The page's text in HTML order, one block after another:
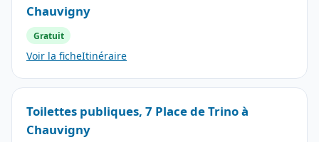
Chauvigny
Gratuit
Voir la ficheItinéraire
Toilettes publiques, 7 Place de Trino à
Chauvigny